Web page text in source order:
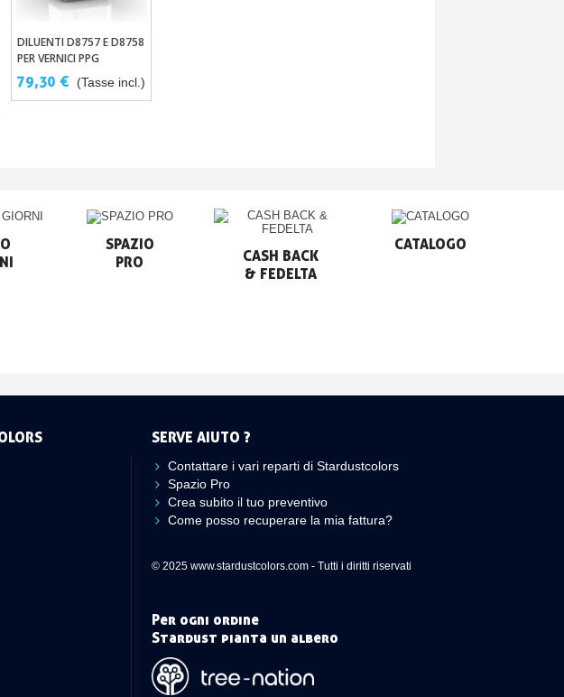
Aggiungi Al Carrello
DILUENTI D8757 E D8758
PER VERNICI PPG
DELTRON
79,30 € (Tasse incl.)
SPAZIO
PRO
CASH BACK
& FEDELTA
CATALOGO
SERVE AIUTO ?
Contattare i vari reparti di Stardustcolors
Spazio Pro
Crea subito il tuo preventivo
Come posso recuperare la mia fattura?
© 2025 www.stardustcolors.com - Tutti i diritti riservati
Per ogni ordine
Stardust pianta un albero